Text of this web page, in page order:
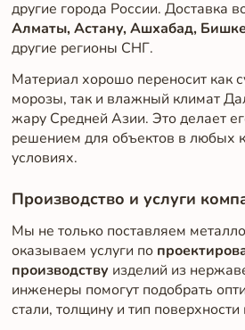
другие города России. Доставка
Алматы, Астану, Ашхабад,
другие регионы СНГ.
Материал хорошо переносит как
морозы, так и влажный климат
жару Средней Азии. Это делает
решением для объектов в любых
условиях.
Производство и услуги
Мы не только поставляем
оказываем услуги по
производству изделий из
инженеры помогут подобрать
стали, толщину и тип